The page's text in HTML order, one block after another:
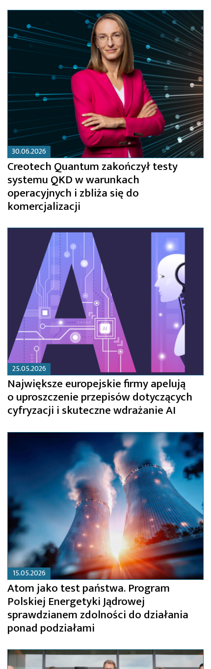
30.06.2026
Creotech Quantum zakończył testy
systemu QKD w warunkach
operacyjnych i zbliża się do
komercjalizacji
25.05.2026
Największe europejskie firmy apelują
o uproszczenie przepisów dotyczących
cyfryzacji i skuteczne wdrażanie AI
15.05.2026
Atom jako test państwa. Program
Polskiej Energetyki Jądrowej
sprawdzianem zdolności do działania
ponad podziałami